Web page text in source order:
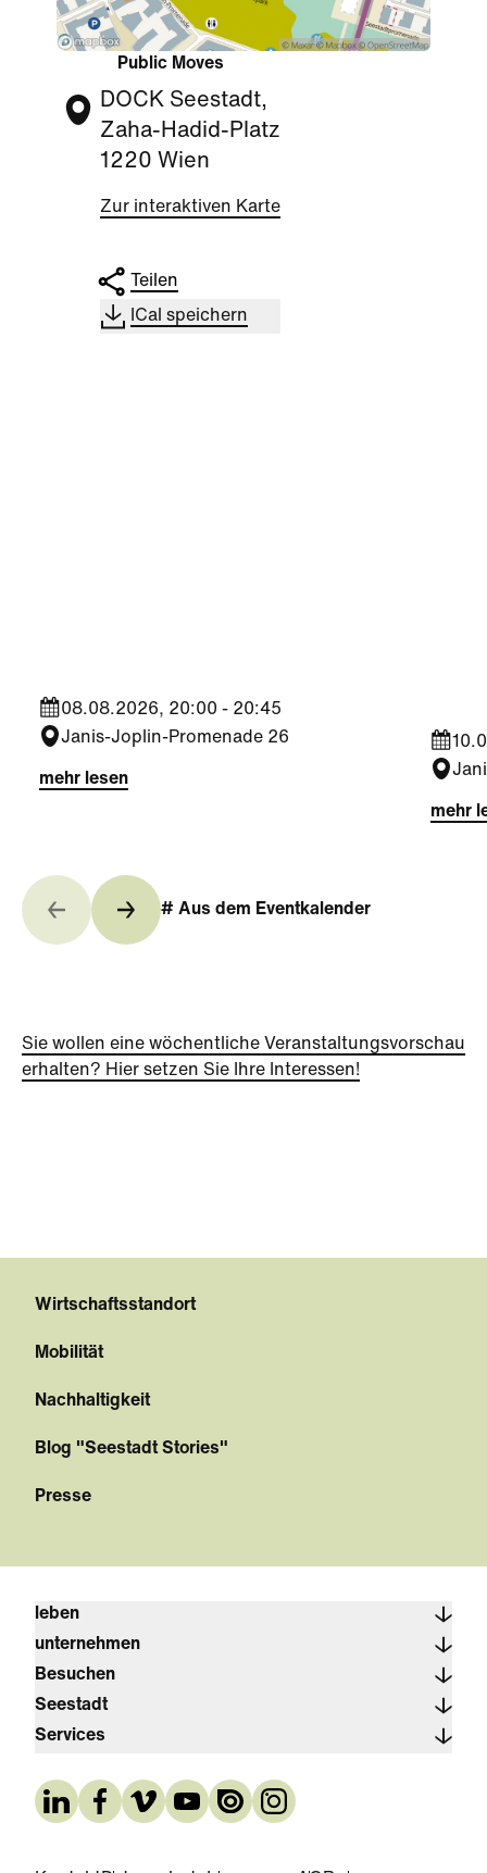
Public Moves
DOCK Seestadt,
Zaha-Hadid-Platz
1220 Wien
Zur interaktiven Karte
Teilen
ICal speichern
08.08.2026, 20:00 - 20:45
Janis-Joplin-Promenade 26
mehr lesen
mehr
# Aus dem Eventkalender
Sie wollen eine wöchentliche Veranstaltungsvorschau
erhalten? Hier setzen Sie Ihre Interessen!
Wirtschaftsstandort
Mobilität
Nachhaltigkeit
Blog "Seestadt Stories"
Presse
leben
unternehmen
Besuchen
Seestadt
Services